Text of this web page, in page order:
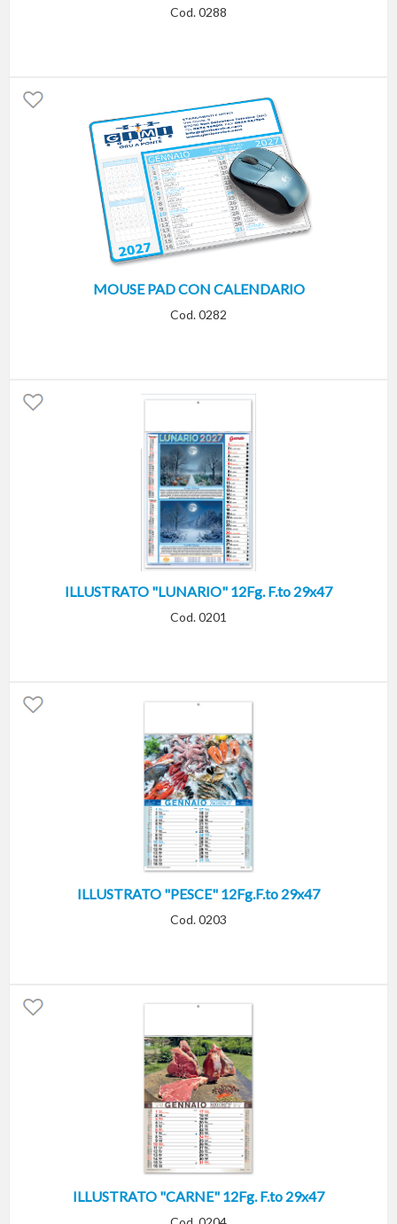
Cod. 0288
MOUSE PAD CON CALENDARIO
Cod. 0282
ILLUSTRATO "LUNARIO" 12Fg. F.to 29x47
Cod. 0201
ILLUSTRATO "PESCE" 12Fg.F.to 29x47
Cod. 0203
ILLUSTRATO "CARNE" 12Fg. F.to 29x47